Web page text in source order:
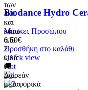
των
49€
και
κάτω
από
2
κιλά
🚚
Δωρεάν
μεταφορικά
Biodance Hydro
Μάσκες Προσώπου
6.50€
Προσθήκη στο καλάθι
Quick view
Hot